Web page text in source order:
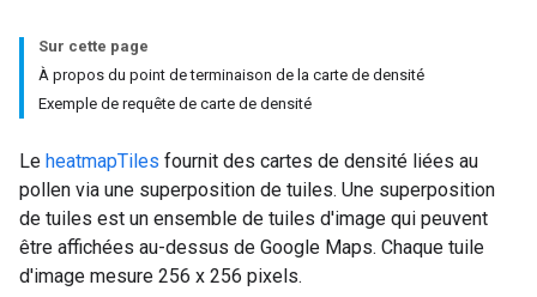
Sur cette page
À propos du point de terminaison de la carte de densité
Exemple de requête de carte de densité
Le heatmapTiles fournit des cartes de densité liées au
pollen via une superposition de tuiles. Une superposition
de tuiles est un ensemble de tuiles d'image qui peuvent
être affichées au-dessus de Google Maps. Chaque tuile
d'image mesure 256 x 256 pixels.